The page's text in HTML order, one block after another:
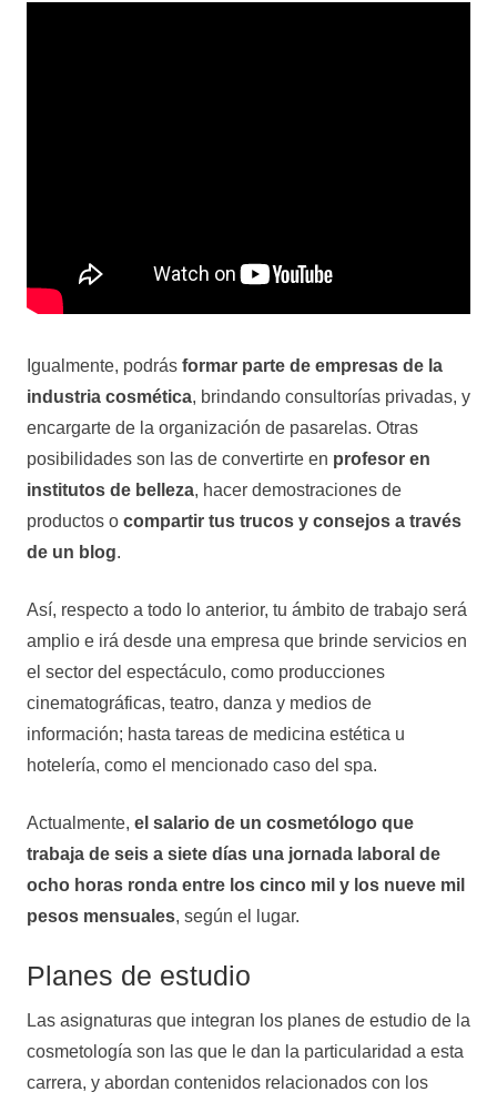
Igualmente, podrás formar parte de empresas de la
industria cosmética, brindando consultorías privadas, y
encargarte de la organización de pasarelas. Otras
posibilidades son las de convertirte en profesor en
institutos de belleza, hacer demostraciones de
productos o compartir tus trucos y consejos a través
de un blog.
Así, respecto a todo lo anterior, tu ámbito de trabajo será
amplio e irá desde una empresa que brinde servicios en
el sector del espectáculo, como producciones
cinematográficas, teatro, danza y medios de
información; hasta tareas de medicina estética u
hotelería, como el mencionado caso del spa.
Actualmente, el salario de un cosmetólogo que
trabaja de seis a siete días una jornada laboral de
ocho horas ronda entre los cinco mil y los nueve mil
pesos mensuales, según el lugar.
Planes de estudio
Las asignaturas que integran los planes de estudio de la
cosmetología son las que le dan la particularidad a esta
carrera, y abordan contenidos relacionados con los